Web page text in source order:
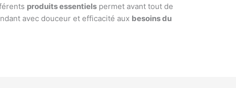
produits essentiels permet avant tout de
avec douceur et efficacité aux besoins du